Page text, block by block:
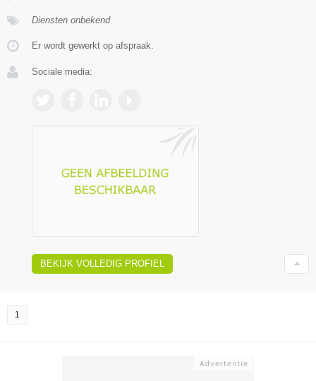
Diensten onbekend
Er wordt gewerkt op afspraak.
Sociale media:
BEKIJK VOLLEDIG PROFIEL
1